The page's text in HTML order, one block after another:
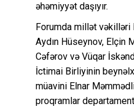
əhəmiyyət daşıyır.
Forumda millət
Aydın Hüseynov, Elçin
Cəfərov və Vüqar
İctimai Birliyinin
müavini Elnar
proqramlar